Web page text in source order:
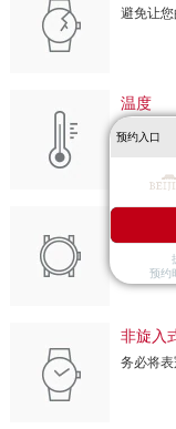
避免让您
温度
避免让
温度，
在您的
渗入欧
非旋入
务必将
预约入口
预约